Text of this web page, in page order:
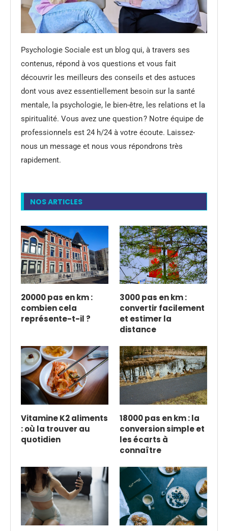
Psychologie Sociale est un blog qui, à travers ses
contenus, répond à vos questions et vous fait
découvrir les meilleurs des conseils et des astuces
dont vous avez essentiellement besoin sur la santé
mentale, la psychologie, le bien-être, les relations et la
spiritualité. Vous avez une question ? Notre équipe de
professionnels est 24 h/24 à votre écoute. Laissez-
nous un message et nous vous répondrons très
rapidement.
NOS ARTICLES
20000 pas en km :
combien cela
représente-t-il ?
3000 pas en km :
convertir facilement
et estimer la
distance
Vitamine K2 aliments
: où la trouver au
quotidien
18000 pas en km : la
conversion simple et
les écarts à
connaître